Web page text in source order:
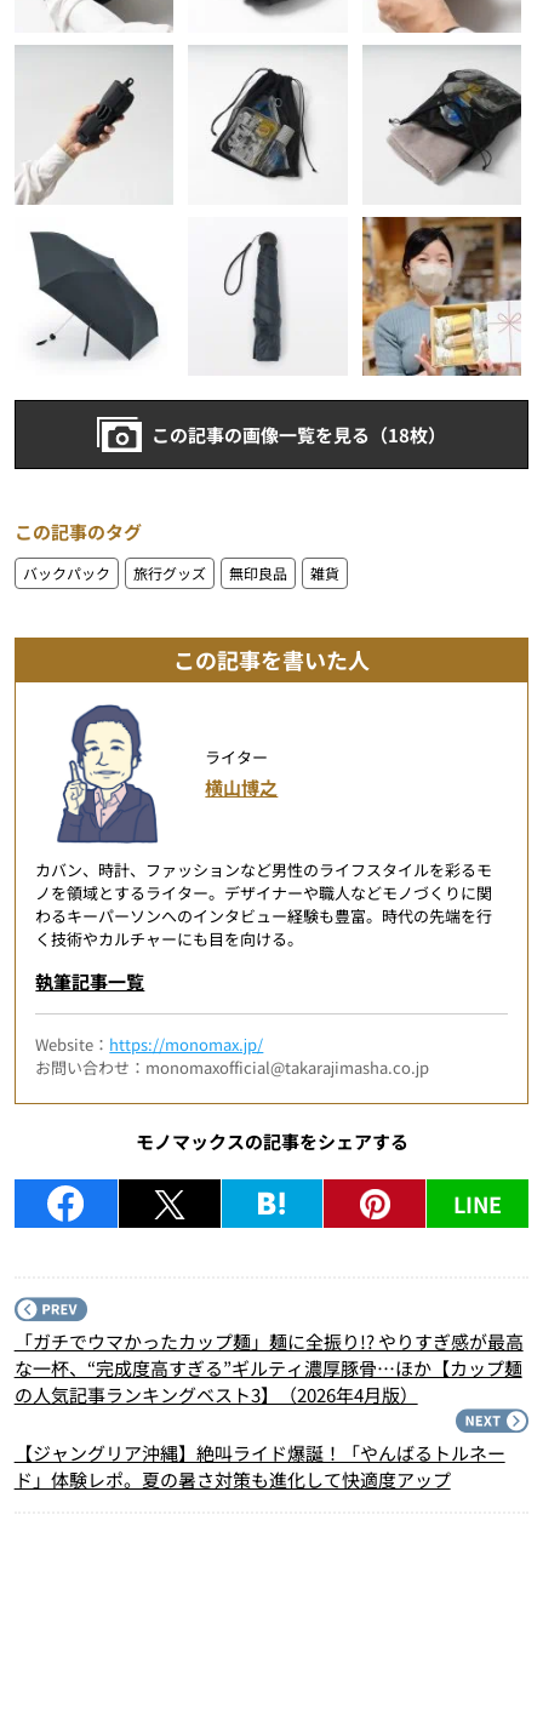
この記事の画像一覧を見る（18枚）
この記事のタグ
バックパック 旅行グッズ 無印良品 雑貨
この記事を書いた人
ライター
横山博之
カバン、時計、ファッションなど男性のライフスタイルを彩るモ
ノを領域とするライター。デザイナーや職人などモノづくりに関
わるキーパーソンへのインタビュー経験も豊富。時代の先端を行
く技術やカルチャーにも目を向ける。
執筆記事一覧
Website： https://monomax.jp/
お問い合わせ：monomaxofficial@takarajimasha.co.jp
モノマックスの記事をシェアする
LINE
「ガチでウマかったカップ麺」麺に全振り!? やりすぎ感が最高
な一杯、“完成度高すぎる”ギルティ濃厚豚骨…ほか【カップ麺
の人気記事ランキングベスト3】（2026年4月版）
【ジャングリア沖縄】絶叫ライド爆誕！「やんばるトルネー
ド」体験レポ。夏の暑さ対策も進化して快適度アップ